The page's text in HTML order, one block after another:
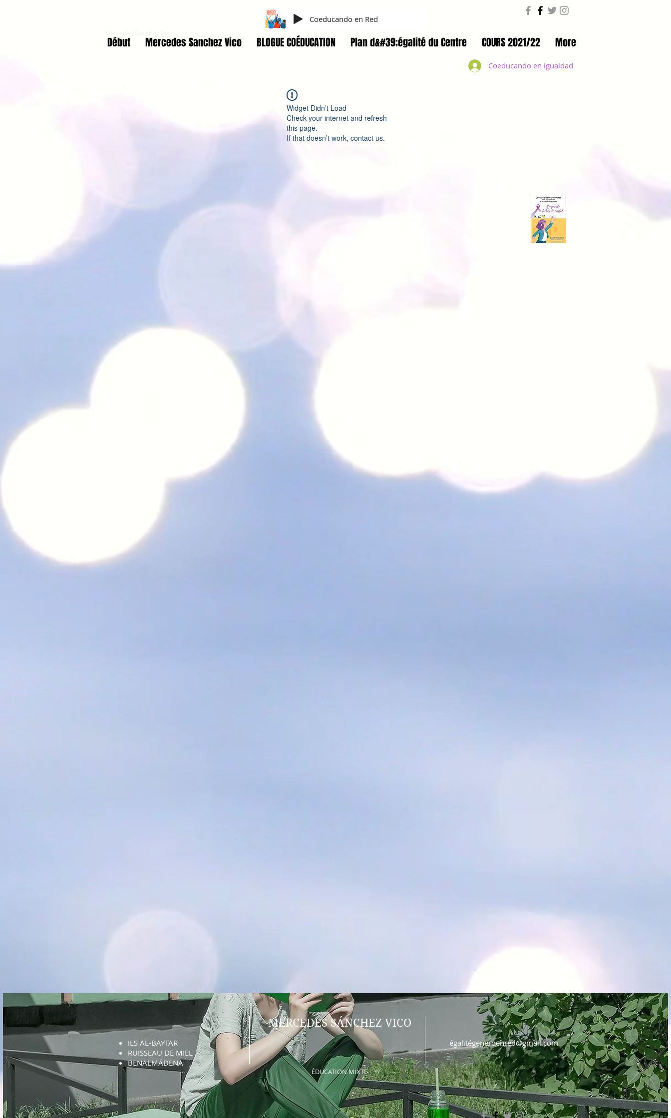
Début Mercedes Sanchez Vico BLOGUE COÉDUCATION Plan d&#39;égalité du Centre COURS 2021/22 More
Coeducando en igualdad
Coeducando en Red
Widget Didn’t Load
Check your internet and refresh
this page.
If that doesn’t work, contact us.
IES AL-BAYTAR
RUISSEAU DE MIEL
BENALMÁDENA
MERCEDES SÁNCHEZ VICO
ÉDUCATION MIXTE
égalitégeneroenred@gmail.com